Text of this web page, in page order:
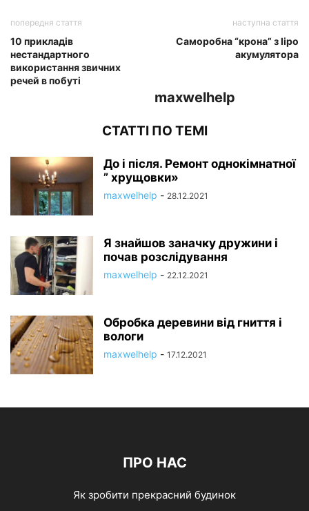
попередня стаття
10 прикладів
нестандартного
використання звичних
речей в побуті
наступна стаття
Саморобна “крона” з lipo
акумулятора
maxwelhelp
СТАТТІ ПО ТЕМІ
До і після. Ремонт однокімнатної
” хрущовки»
maxwelhelp - 28.12.2021
Я знайшов заначку дружини і
почав розслідування
maxwelhelp - 22.12.2021
Обробка деревини від гниття і
вологи
maxwelhelp - 17.12.2021
ПРО НАС
Як зробити прекрасний будинок